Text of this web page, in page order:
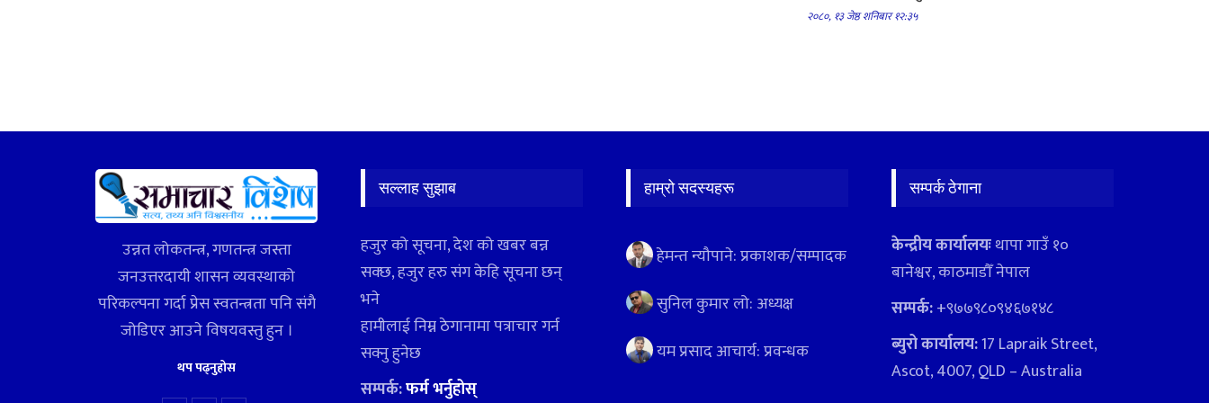
२०८०, १३ जेष्ठ शनिबार १२:३५
उन्नत लोकतन्त्र, गणतन्त्र जस्ता
जनउत्तरदायी शासन व्यवस्थाको
परिकल्पना गर्दा प्रेस स्वतन्त्रता पनि संगै
जोडिएर आउने विषयवस्तु हुन ।
थप पढ्नुहोस
सल्लाह सुझाब
हजुर को सूचना, देश को खबर बन्न
सक्छ, हजुर हरु संग केहि सूचना छन्
भने
हामीलाई निम्न ठेगानामा पत्राचार गर्न
सक्नु हुनेछ
सम्पर्क:फर्म भर्नुहोस्
हाम्रो सदस्यहरू
हेमन्त न्यौपाने: प्रकाशक/सम्पादक
सुनिल कुमार लो: अध्यक्ष
यम प्रसाद आचार्य: प्रवन्धक
सम्पर्क ठेगाना
केन्द्रीय कार्यालयःथापा गाउँ १०
बानेश्वर, काठमाडौँ नेपाल
सम्पर्क:+९७७९८०९४६७१४८
ब्युरो कार्यालय:17 Lapraik Street,
Ascot, 4007, QLD – Australia